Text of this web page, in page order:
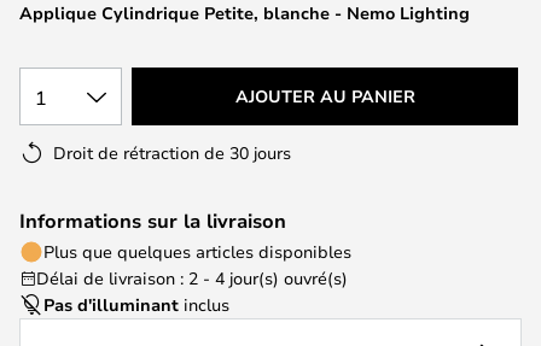
gallery
Applique Cylindrique Petite, blanche - Nemo Lighting
1 AJOUTER AU PANIER
Droit de rétraction de 30 jours
Informations sur la livraison
Plus que quelques articles disponibles
Délai de livraison : 2 - 4 jour(s) ouvré(s)
Pas d'illuminant inclus